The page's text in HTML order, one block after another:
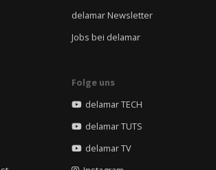
delamar Newsletter
Jobs bei delamar
Folge uns
delamar TECH
delamar TUTS
delamar TV